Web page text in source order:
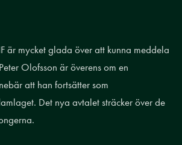
är mycket glada över att kunna meddela
Olofsson är överens om en
att han fortsätter som
Det nya avtalet sträcker över de